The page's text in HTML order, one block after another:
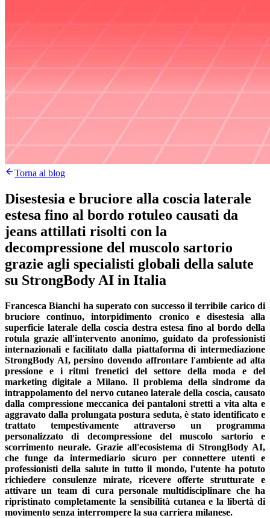
Torna al blog
Disestesia e bruciore alla coscia laterale
estesa fino al bordo rotuleo causati da
jeans attillati risolti con la
decompressione del muscolo sartorio
grazie agli specialisti globali della salute
su StrongBody AI in Italia
Francesca Bianchi ha superato con successo il terribile carico di
bruciore continuo, intorpidimento cronico e disestesia alla
superficie laterale della coscia destra estesa fino al bordo della
rotula grazie all'intervento anonimo, guidato da professionisti
internazionali e facilitato dalla piattaforma di intermediazione
StrongBody AI, persino dovendo affrontare l'ambiente ad alta
pressione e i ritmi frenetici del settore della moda e del
marketing digitale a Milano. Il problema della sindrome da
intrappolamento del nervo cutaneo laterale della coscia, causato
dalla compressione meccanica dei pantaloni stretti a vita alta e
aggravato dalla prolungata postura seduta, è stato identificato e
trattato tempestivamente attraverso un programma
personalizzato di decompressione del muscolo sartorio e
scorrimento neurale. Grazie all'ecosistema di StrongBody AI,
che funge da intermediario sicuro per connettere utenti e
professionisti della salute in tutto il mondo, l'utente ha potuto
richiedere consulenze mirate, ricevere offerte strutturate e
attivare un team di cura personale multidisciplinare che ha
ripristinato completamente la sensibilità cutanea e la libertà di
movimento senza interrompere la sua carriera milanese.